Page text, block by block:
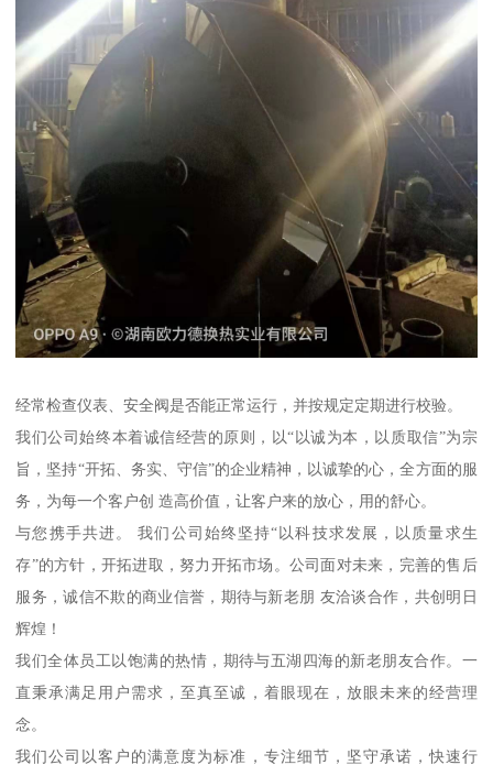
经常检查仪表、安全阀是否能正常运行，并按规定定期进行校验。
我们公司始终本着诚信经营的原则，以“以诚为本，以质取信”为宗
旨，坚持“开拓、务实、守信”的企业精神，以诚挚的心，全方面的服
务，为每一个客户创 造高价值，让客户来的放心，用的舒心。
与您携手共进。 我们公司始终坚持“以科技求发展，以质量求生
存”的方针，开拓进取，努力开拓市场。公司面对未来，完善的售后
服务，诚信不欺的商业信誉，期待与新老朋 友洽谈合作，共创明日
辉煌！
我们全体员工以饱满的热情，期待与五湖四海的新老朋友合作。一
直秉承满足用户需求，至真至诚，着眼现在，放眼未来的经营理
念。
我们公司以客户的满意度为标准，专注细节，坚守承诺，快速行